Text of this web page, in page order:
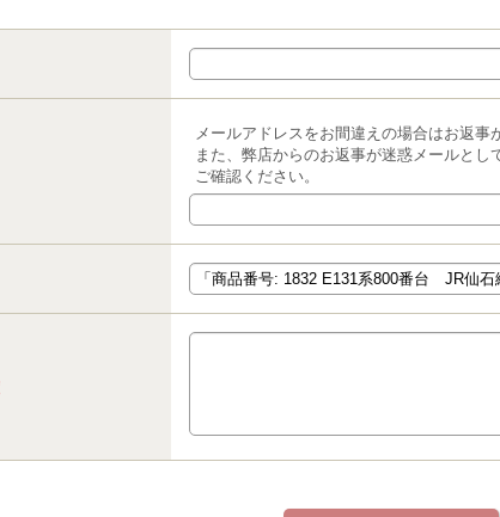
メールアドレスをお間違えの場合はお返事
また、弊店からのお返事が迷惑メールと
ご確認ください。